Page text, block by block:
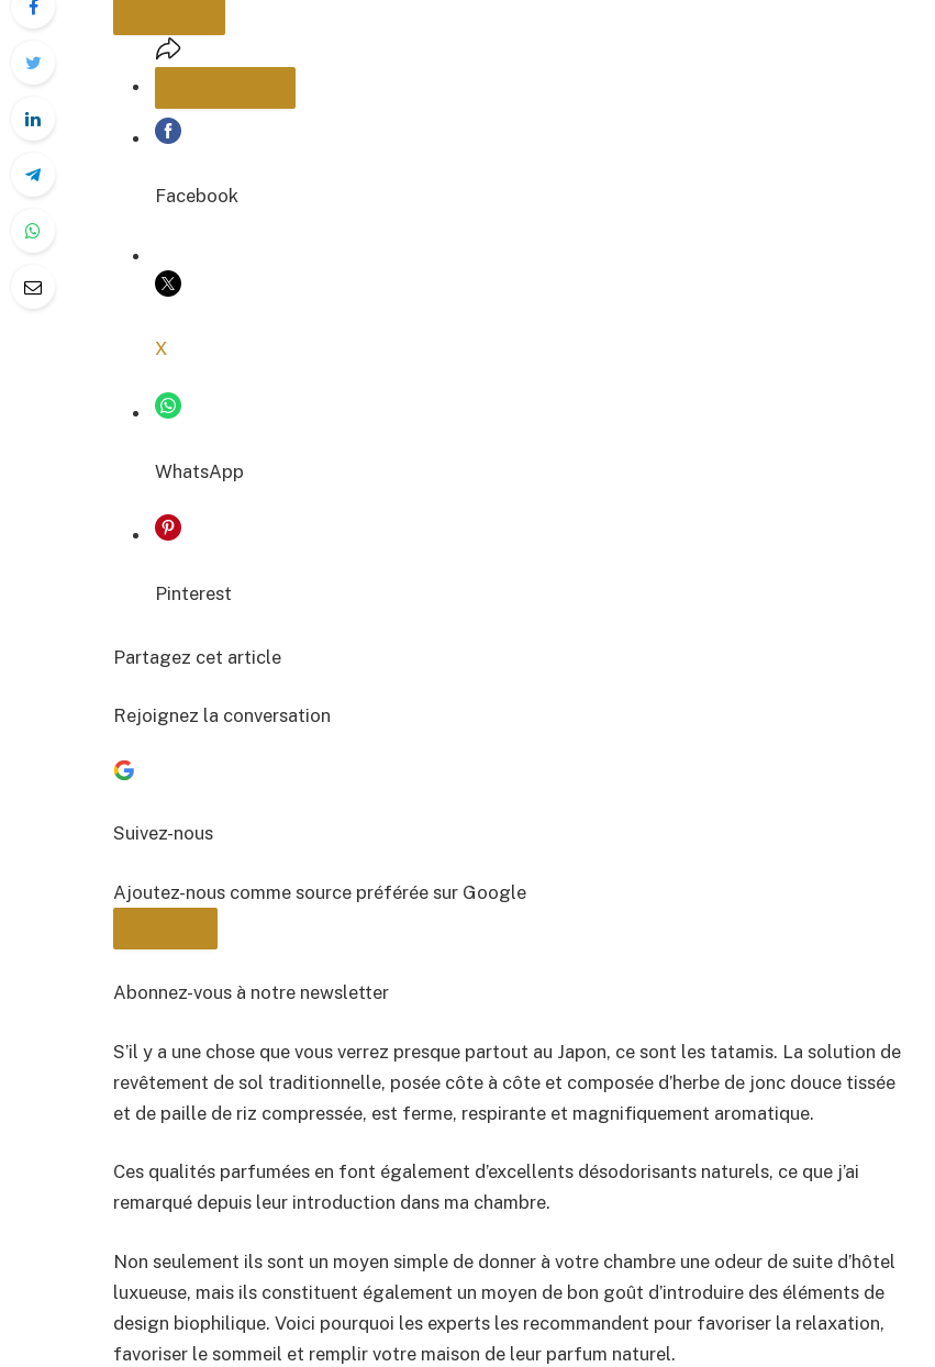
PARTAGER
COPIER LE LIEN
Facebook
X
WhatsApp
Pinterest
Partagez cet article
Rejoignez la conversation
Suivez-nous
Ajoutez-nous comme source préférée sur Google
BULLETIN
Abonnez-vous à notre newsletter
S’il y a une chose que vous verrez presque partout au Japon, ce sont les tatamis. La solution de
revêtement de sol traditionnelle, posée côte à côte et composée d’herbe de jonc douce tissée
et de paille de riz compressée, est ferme, respirante et magnifiquement aromatique.
Ces qualités parfumées en font également d’excellents désodorisants naturels, ce que j’ai
remarqué depuis leur introduction dans ma chambre.
Non seulement ils sont un moyen simple de donner à votre chambre une odeur de suite d’hôtel
luxueuse, mais ils constituent également un moyen de bon goût d’introduire des éléments de
design biophilique. Voici pourquoi les experts les recommandent pour favoriser la relaxation,
favoriser le sommeil et remplir votre maison de leur parfum naturel.